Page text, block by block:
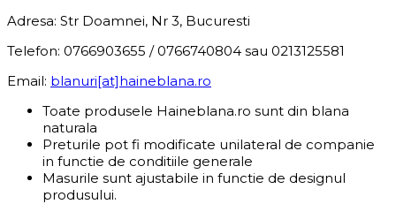
Adresa: Str Doamnei, Nr 3, Bucuresti
Telefon: 0766903655 / 0766740804 sau 0213125581
Email: blanuri[at]haineblana.ro
Toate produsele Haineblana.ro sunt din blana
naturala
Preturile pot fi modificate unilateral de companie
in functie de conditiile generale
Masurile sunt ajustabile in functie de designul
produsului.